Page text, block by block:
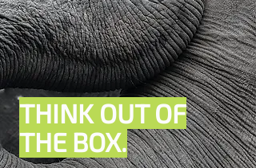
THINK OUT OF
THE BOX.